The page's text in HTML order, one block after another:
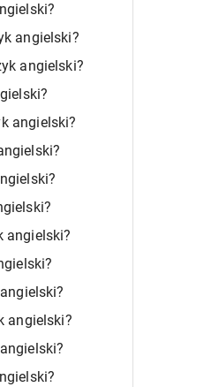
angielski?
angielski?
angielski?
angielski?
angielski?